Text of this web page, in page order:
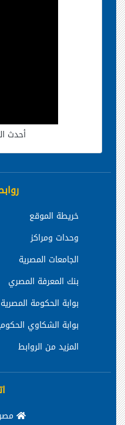
أحدث
خريطة الموقع
وحدات ومراكز
الجامعات المصرية
بنك المعرفة المصري
بوابة الحكومة المصرية
بوابة الشكاوي
المزيد من الروابط